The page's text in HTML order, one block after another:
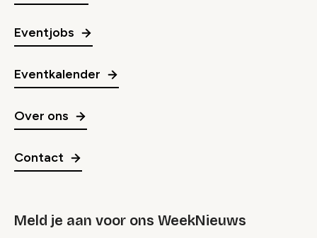
Eventjobs
Eventkalender
Over ons
Contact
Meld je aan voor ons WeekNieuws